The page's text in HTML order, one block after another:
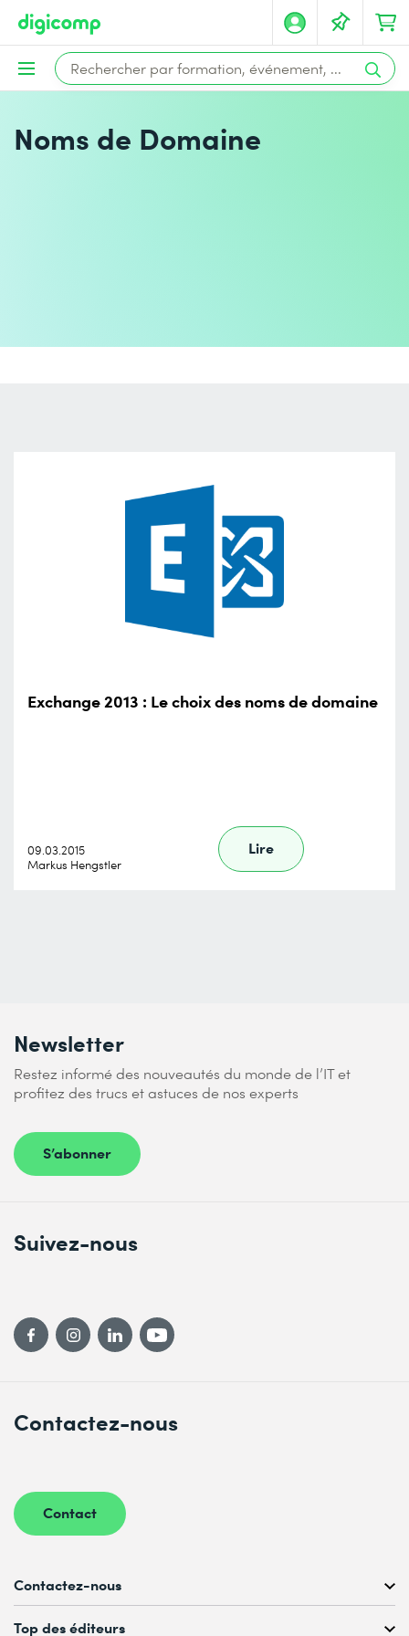
Noms de Domaine
Exchange 2013 : Le choix des noms de domaine
09.03.2015
Markus Hengstler
Lire
Newsletter
Restez informé des nouveautés du monde de l’IT et
profitez des trucs et astuces de nos experts
S’abonner
Contactez-nous
Contact
Suivez-nous
Contactez-nous
Conseil personnalisé au
Top des éditeurs